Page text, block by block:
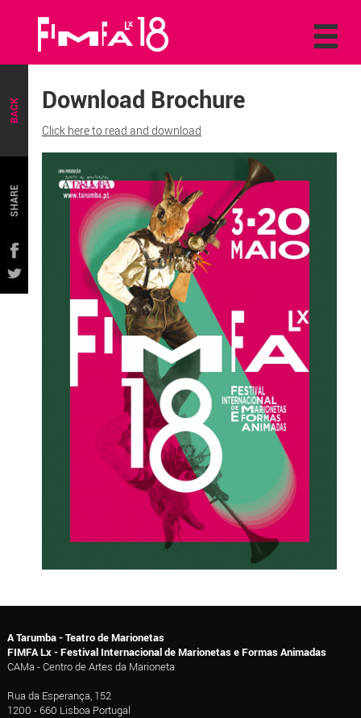
BACK
SHARE
Download Brochure
Click here to read and download
A Tarumba - Teatro de Marionetas
FIMFA Lx - Festival Internacional de Marionetas e Formas Animadas
CAMa - Centro de Artes da Marioneta
Rua da Esperança, 152
1200 - 660 Lisboa Portugal